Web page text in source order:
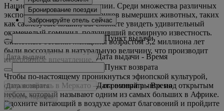
Национальный музей Эфиопии. Среди множества различных
экспонатов, в том числе останков вымерших животных, таких
как саблезубые кошки, вы сможете увидеть удивительный
окаменелый гоминид, получивший всемирную известность.
Скелетные останки женщины возрастом 3,2 миллиона лет
были воссозданы в натуральную величину, что производит
невероятное впечатление.
Чтобы по-настоящему проникнуться эфиопской культурой,
отправляйтесь в Меркато — огромный рынок под открытым
небом, который называют одним из самых больших в Африке.
Вдохните витающий в воздухе аромат благовоний и пройдите
Бронирование поездки
Забронируйте отель сейчас
Пункт выдачи
Дата выдачи - Время
Пункт возврата
Дата возврата - Время
Узнать тарифы